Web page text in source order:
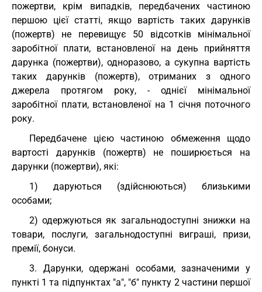
пожертви, крім випадків, передбачених частиною
першою цієї статті, якщо вартість таких дарунків
(пожертв) не перевищує 50 відсотків мінімальної
заробітної плати, встановленої на день прийняття
дарунка (пожертви), одноразово, а сукупна вартість
таких дарунків (пожертв), отриманих з одного
джерела протягом року, - однієї мінімальної
заробітної плати, встановленої на 1 січня поточного
року.
Передбачене цією частиною обмеження щодо
вартості дарунків (пожертв) не поширюється на
дарунки (пожертви), які:
1) даруються (здійснюються) близькими
особами;
2) одержуються як загальнодоступні знижки на
товари, послуги, загальнодоступні виграші, призи,
премії, бонуси.
3. Дарунки, одержані особами, зазначеними у
пункті 1 та підпунктах "а", "б" пункту 2 частини першої